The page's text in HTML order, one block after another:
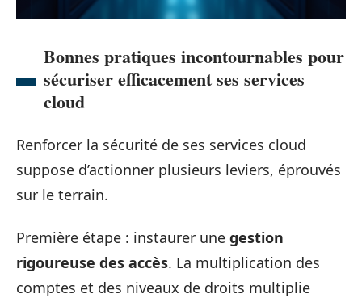
Bonnes pratiques incontournables pour
sécuriser efficacement ses services
cloud
Renforcer la sécurité de ses services cloud
suppose d’actionner plusieurs leviers, éprouvés
sur le terrain.
Première étape : instaurer une gestion
rigoureuse des accès. La multiplication des
comptes et des niveaux de droits multiplie